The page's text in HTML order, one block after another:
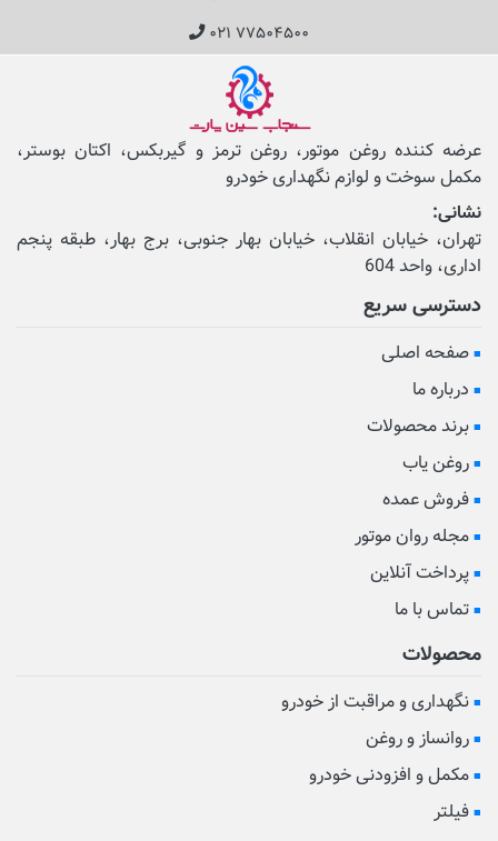
۰۲۱ ۷۷۵۰۴۵۰۰
عرضه کننده روغن موتور، روغن ترمز و گیربکس، اکتان بوستر،
مکمل‌ سوخت و لوازم نگهداری خودرو
نشانی:
تهران، خیابان انقلاب، خیابان بهار جنوبی، برج بهار، طبقه پنجم
اداری، واحد 604
دسترسی سریع
صفحه اصلی
درباره ما
برند محصولات
روغن یاب
فروش عمده
مجله روان موتور
پرداخت آنلاین
تماس با ما
محصولات
نگهداری و مراقبت از خودرو
روانساز و روغن
مکمل و افزودنی خودرو
فیلتر